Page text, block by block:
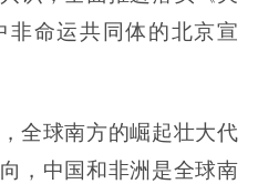
非命运共同体的北京宣
球南方的崛起壮大代
，中国和非洲是全球南